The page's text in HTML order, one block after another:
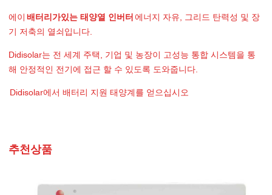
에이 배터리가있는 태양열 인버터 에너지 자유, 그리드 탄력성 및 장
기 저축의 열쇠입니다.
Didisolar는 전 세계 주택, 기업 및 농장이 고성능 통합 시스템을 통
해 안정적인 전기에 접근 할 수 있도록 도와줍니다.
Didisolar에서 배터리 지원 태양계를 얻으십시오
추천상품